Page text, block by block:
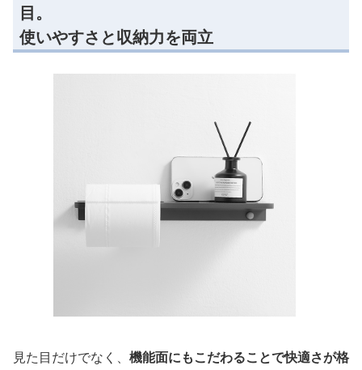
目。
使いやすさと収納力を両立
見た目だけでなく、 機能面にもこだわることで快適さが格